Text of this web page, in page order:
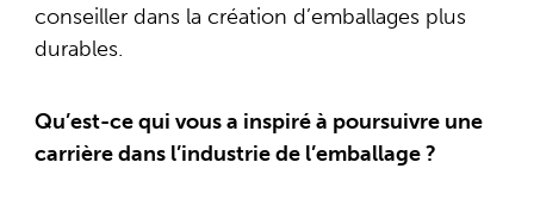
conseiller dans la création d’emballages plus
durables.
Qu’est-ce qui vous a inspiré à poursuivre une
carrière dans l’industrie de l’emballage ?